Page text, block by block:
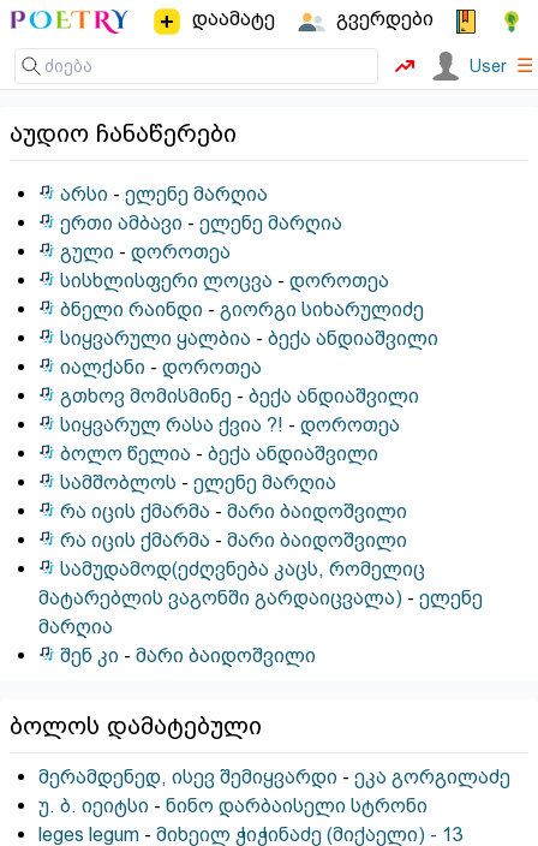
დაამატე გვერდები
User ☰
აუდიო ჩანაწერები
არსი -ელენე მარღია
ერთი ამბავი -ელენე მარღია
გული -დოროთეა
სისხლისფერი ლოცვა -დოროთეა
ბნელი რაინდი -გიორგი სიხარულიძე
სიყვარული ყალბია -ბექა ანდიაშვილი
იალქანი -დოროთეა
გთხოვ მომისმინე -ბექა ანდიაშვილი
სიყვარულ რასა ქვია ?! -დოროთეა
ბოლო წელია -ბექა ანდიაშვილი
სამშობლოს -ელენე მარღია
რა იცის ქმარმა -მარი ბაიდოშვილი
რა იცის ქმარმა -მარი ბაიდოშვილი
სამუდამოდ(ეძღვნება კაცს, რომელიც
მატარებლის ვაგონში გარდაიცვალა) - ელენე
მარღია
შენ კი -მარი ბაიდოშვილი
ბოლოს დამატებული
მერამდენედ, ისევ შემიყვარდი - ეკა გორგილაძე
უ. ბ. იეიტსი - ნინო დარბაისელი სტრონი
leges legum - მიხეილ ჭიჭინაძე (მიქაელი) - 13